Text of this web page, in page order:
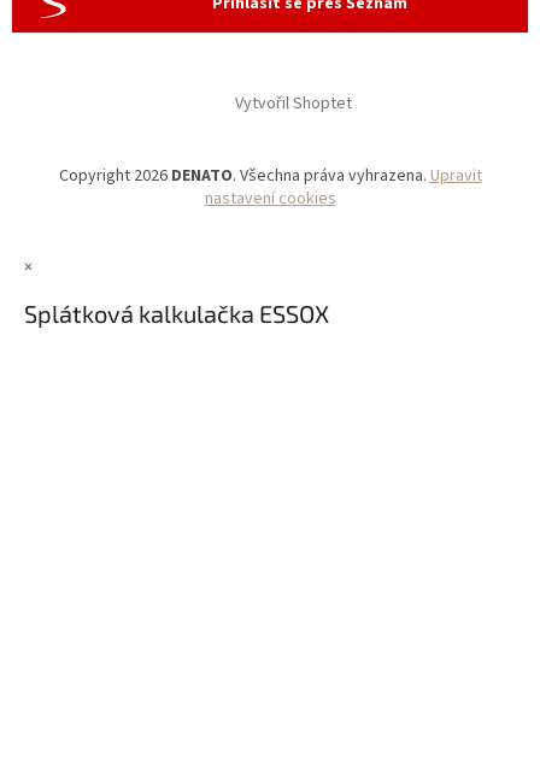
Vytvořil Shoptet
Copyright 2026 DENATO. Všechna práva vyhrazena.Upravit
nastavení cookies
×
Splátková kalkulačka ESSOX